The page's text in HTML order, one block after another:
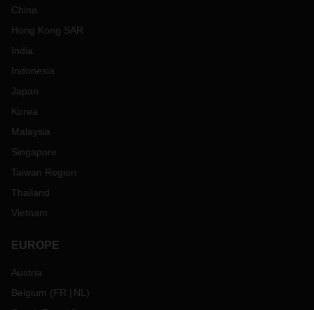
China
Hong Kong SAR
India
Indonesia
Japan
Korea
Malaysia
Singapore
Taiwan Region
Thailand
Vietnam
EUROPE
Austria
Belgium (FR NL )